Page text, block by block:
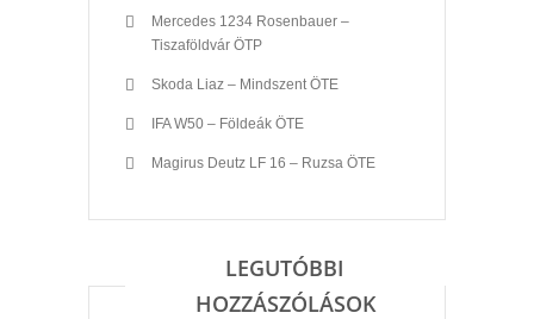
Mercedes 1234 Rosenbauer –
Tiszaföldvár ÖTP
Skoda Liaz – Mindszent ÖTE
IFA W50 – Földeák ÖTE
Magirus Deutz LF 16 – Ruzsa ÖTE
LEGUTÓBBI
HOZZÁSZÓLÁSOK